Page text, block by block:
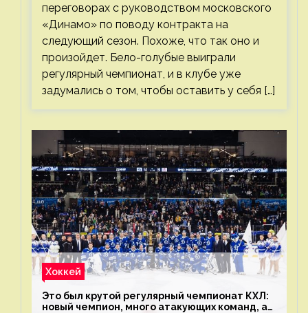
переговорах с руководством московского
«Динамо» по поводу контракта на
следующий сезон. Похоже, что так оно и
произойдет. Бело-голубые выиграли
регулярный чемпионат, и в клубе уже
задумались о том, чтобы оставить у себя […]
Хоккей
Это был крутой регулярный чемпионат КХЛ:
новый чемпион, много атакующих команд, а